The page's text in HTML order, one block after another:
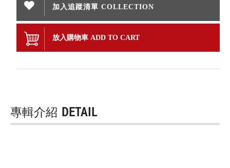
加入追蹤清單 COLLECTION
放入購物車 ADD TO CART
專輯介紹 DETAIL